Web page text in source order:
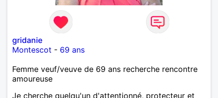
gridanie
Montescot - 69 ans
Femme veuf/veuve de 69 ans recherche rencontre
amoureuse
Je cherche quelqu'un d'attentionné, protecteur et